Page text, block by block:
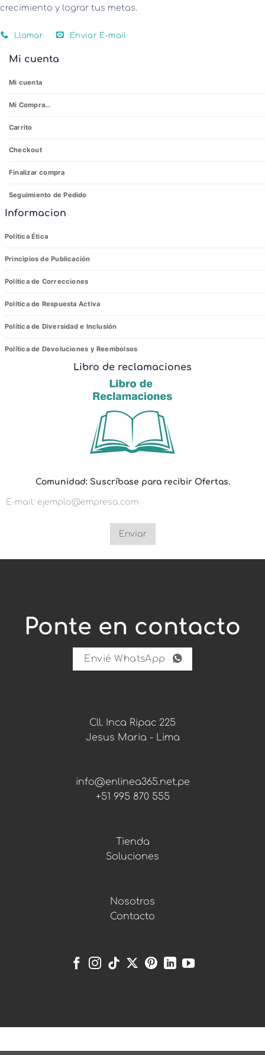
crecimiento y lograr tus metas.
Llamar Enviar E-mail
Mi cuenta
Mi cuenta
Mi Compra...
Carrito
Checkout
Finalizar compra
Seguimiento de Pedido
Informacion
Política Ética
Principios de Publicación
Política de Correcciones
Política de Respuesta Activa
Política de Diversidad e Inclusión
Política de Devoluciones y Reembolsos
Libro de reclamaciones
o
u
i
d
a
d
d
:
Comunidad: Suscríbase para recibir Ofertas.
Enviar
Ponte en contacto
Envié WhatsApp
Cll. Inca Ripac 225
Jesus Maria - Lima
info@enlinea365.net.pe
+51 995 870 555
Tienda
Soluciones
Nosotros
Contacto